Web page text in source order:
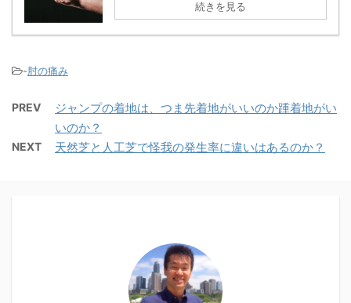
続きを見る
-肘の痛み
PREV
ジャンプの着地は、つま先着地がいいのか踵着地がい
いのか？
NEXT 天然芝と人工芝で怪我の発生率に違いはあるのか？